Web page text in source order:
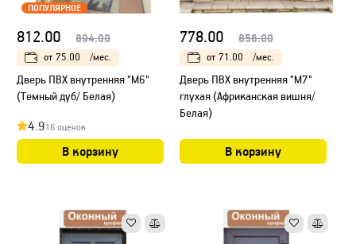
ПОПУЛЯРНОЕ
812.00 894.00
от 75.00 /мес.
Дверь ПВХ внутренняя "М6"
(Темный дуб/ Белая)
4.916 оценок
В корзину
778.00 856.00
от 71.00 /мес.
Дверь ПВХ внутренняя "М7"
глухая (Африканская вишня/
Белая)
В корзину